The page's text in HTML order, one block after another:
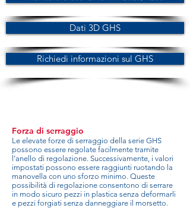
Dati 3D GHS
Richiedi informazioni sul GHS
Forza di serraggio
Le elevate forze di serraggio della serie GHS
possono essere regolate facilmente tramite
l’anello di regolazione. Successivamente, i valori
impostati possono essere raggiunti ruotando la
manovella con uno sforzo minimo. Queste
possibilità di regolazione consentono di serrare
in modo sicuro pezzi in plastica senza deformarli
e pezzi forgiati senza danneggiare il morsetto.